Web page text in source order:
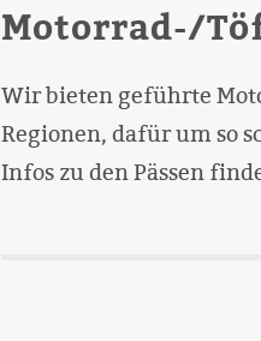
Motorrad-/
Wir bieten geführte
Regionen, dafür um so
Infos zu den Pässen